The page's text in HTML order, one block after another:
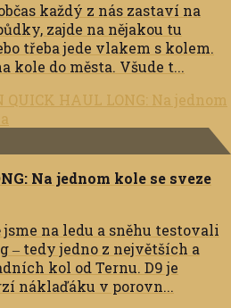
každý z nás zastaví na
zajde na nějakou tu
třeba jede vlakem s kolem.
kole do města. Všude t...
Na jednom kole se sveze
na ledu a sněhu testovali
‒ tedy jedno z největších a
kol od Ternu. D9 je
náklaďáku v porovn...